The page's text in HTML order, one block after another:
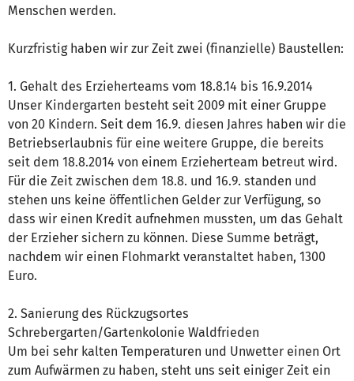
Menschen werden.
Kurzfristig haben wir zur Zeit zwei (finanzielle) Baustellen:
1. Gehalt des Erzieherteams vom 18.8.14 bis 16.9.2014
Unser Kindergarten besteht seit 2009 mit einer Gruppe
von 20 Kindern. Seit dem 16.9. diesen Jahres haben wir die
Betriebserlaubnis für eine weitere Gruppe, die bereits
seit dem 18.8.2014 von einem Erzieherteam betreut wird.
Für die Zeit zwischen dem 18.8. und 16.9. standen und
stehen uns keine öffentlichen Gelder zur Verfügung, so
dass wir einen Kredit aufnehmen mussten, um das Gehalt
der Erzieher sichern zu können. Diese Summe beträgt,
nachdem wir einen Flohmarkt veranstaltet haben, 1300
Euro.
2. Sanierung des Rückzugsortes
Schrebergarten/Gartenkolonie Waldfrieden
Um bei sehr kalten Temperaturen und Unwetter einen Ort
zum Aufwärmen zu haben, steht uns seit einiger Zeit ein